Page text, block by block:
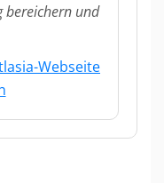
bereichern und
Webseite